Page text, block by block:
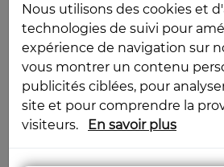
✅ QR code
✅ Réseaux sociaux
En quelques secondes, tout le
cagnotte. Pour les étapes détaillées :
partager une cagnotte en ligne
3. Recevez vos contributions en
Chaque participation apparaît
participation est ajouté au solde de
Nous utilisons des cookies et
technologies de suivi pour
expérience de navigation sur
vous montrer un contenu
publicités ciblées, pour
site et pour comprendre la
visiteurs.
En savoir plus